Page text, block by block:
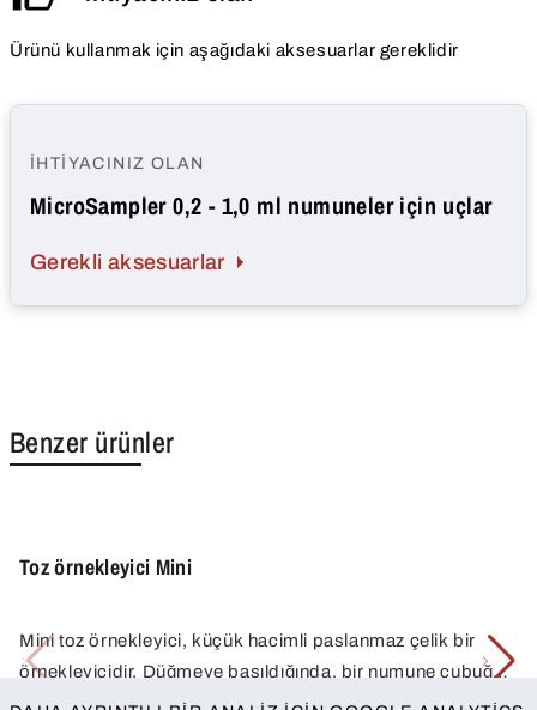
Ürünü kullanmak için aşağıdaki aksesuarlar gereklidir
İHTIYACINIZ OLAN
MicroSampler 0,2 - 1,0 ml numuneler için uçlar
Gerekli aksesuarlar
Benzer ürünler
Toz örnekleyici Mini
Mini toz örnekleyici, küçük hacimli paslanmaz çelik bir
örnekleyicidir. Düğmeye basıldığında, bir numune çubuğu
numune malzemesine yerleştirilir ve düğme bırakıldığında